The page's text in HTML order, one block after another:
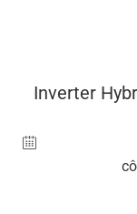
Inverter